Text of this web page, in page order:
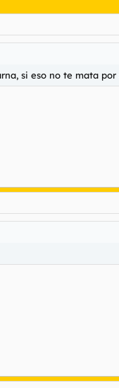
si eso no te mata por